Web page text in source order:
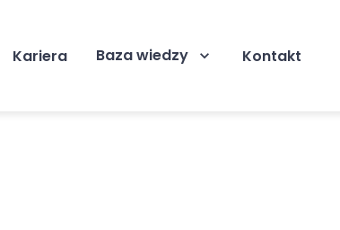
Kariera Baza wiedzy Kontakt